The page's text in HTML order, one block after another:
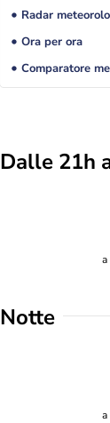
Radar
Ora per ora
Comparatore
Dalle 21h
Notte